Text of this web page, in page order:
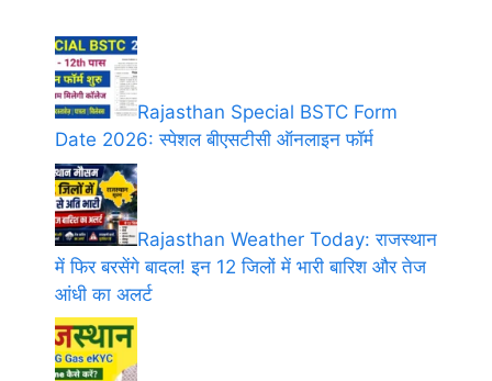
Rajasthan Special BSTC Form
Date 2026: स्पेशल बीएसटीसी ऑनलाइन फॉर्म
Rajasthan Weather Today: राजस्थान
में फिर बरसेंगे बादल! इन 12 जिलों में भारी बारिश और तेज
आंधी का अलर्ट